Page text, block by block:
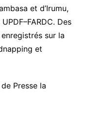
et d’Irumu,
Des
sur la
et
Presse la